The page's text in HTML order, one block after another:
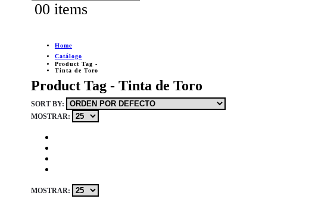
00 items
Home
Catálogo
Product Tag -
Tinta de Toro
Product Tag - Tinta de Toro
SORT BY:
MOSTRAR:
MOSTRAR: